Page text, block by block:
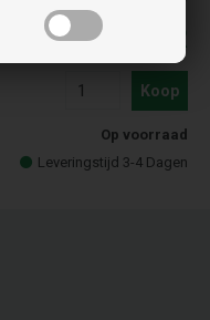
9,99 EUR
Koop
Op voorraad
Leveringstijd 3-4 Dagen